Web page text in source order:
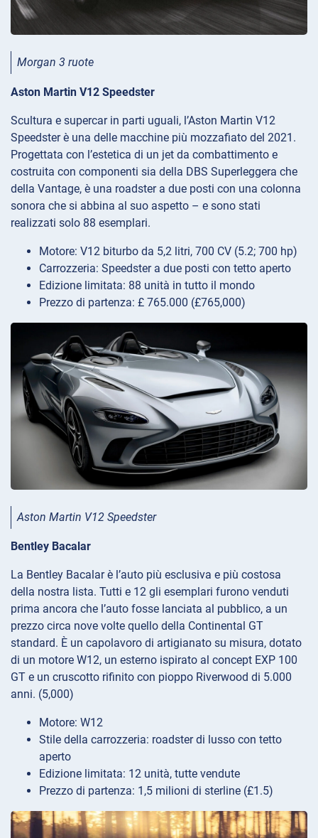
Morgan 3 ruote
Aston Martin V12 Speedster
Scultura e supercar in parti uguali, l’Aston Martin V12
Speedster è una delle macchine più mozzafiato del 2021.
Progettata con l’estetica di un jet da combattimento e
costruita con componenti sia della DBS Superleggera che
della Vantage, è una roadster a due posti con una colonna
sonora che si abbina al suo aspetto – e sono stati
realizzati solo 88 esemplari.
Motore: V12 biturbo da 5,2 litri, 700 CV (5.2; 700 hp)
Carrozzeria: Speedster a due posti con tetto aperto
Edizione limitata: 88 unità in tutto il mondo
Prezzo di partenza: £ 765.000 (£765,000)
Aston Martin V12 Speedster
Bentley Bacalar
La Bentley Bacalar è l’auto più esclusiva e più costosa
della nostra lista. Tutti e 12 gli esemplari furono venduti
prima ancora che l’auto fosse lanciata al pubblico, a un
prezzo circa nove volte quello della Continental GT
standard. È un capolavoro di artigianato su misura, dotato
di un motore W12, un esterno ispirato al concept EXP 100
GT e un cruscotto rifinito con pioppo Riverwood di 5.000
anni. (5,000)
Motore: W12
Stile della carrozzeria: roadster di lusso con tetto
aperto
Edizione limitata: 12 unità, tutte vendute
Prezzo di partenza: 1,5 milioni di sterline (£1.5)